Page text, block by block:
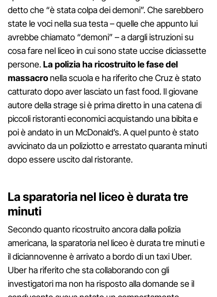
detto che “è stata colpa dei demoni”. Che sarebbero
state le voci nella sua testa – quelle che appunto lui
avrebbe chiamato “demoni” – a dargli istruzioni su
cosa fare nel liceo in cui sono state uccise diciassette
persone.La polizia ha ricostruito le fase del
massacro nella scuola e ha riferito che Cruz è stato
catturato dopo aver lasciato un fast food. Il giovane
autore della strage si è prima diretto in una catena di
piccoli ristoranti economici acquistando una bibita e
poi è andato in un McDonald’s. A quel punto è stato
avvicinato da un poliziotto e arrestato quaranta minuti
dopo essere uscito dal ristorante.
La sparatoria nel liceo è durata tre
minuti
Secondo quanto ricostruito ancora dalla polizia
americana, la sparatoria nel liceo è durata tre minuti e
il diciannovenne è arrivato a bordo di un taxi Uber.
Uber ha riferito che sta collaborando con gli
investigatori ma non ha risposto alla domande se il